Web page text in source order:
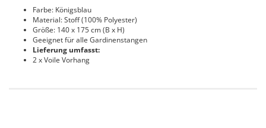
Farbe: Königsblau
Material: Stoff (100% Polyester)
Größe: 140 x 175 cm (B x H)
Geeignet für alle Gardinenstangen
Lieferung umfasst:
2 x Voile Vorhang